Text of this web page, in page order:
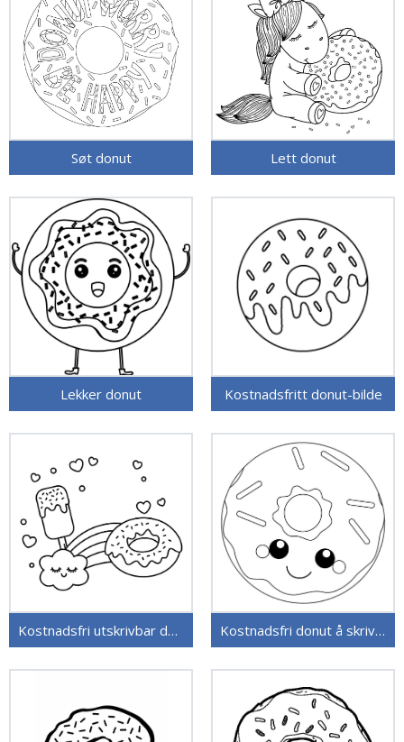
Søt donut Lett donut
Lekker donut Kostnadsfritt donut-bilde
Kostnadsfri utskrivbar donut Kostnadsfri donut å skrive ut